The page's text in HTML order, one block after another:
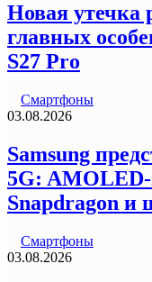
Новая утечка
главных
S27 Pro
Смартфоны
03.08.2026
Samsung
5G:
Snapdragon и
Смартфоны
03.08.2026